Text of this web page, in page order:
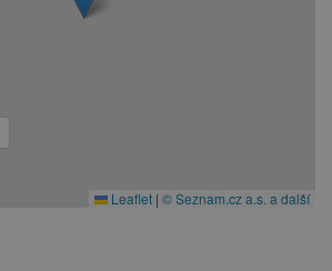
Leaflet | © Seznam.cz a.s. a další